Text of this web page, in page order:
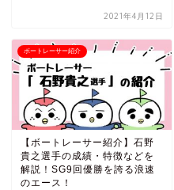
2021年4月12日
ボートレーサー紹介
【ボートレーサー紹介】石野
貴之選手の成績・特徴などを
解説！SG9回優勝を誇る浪速
のエース！